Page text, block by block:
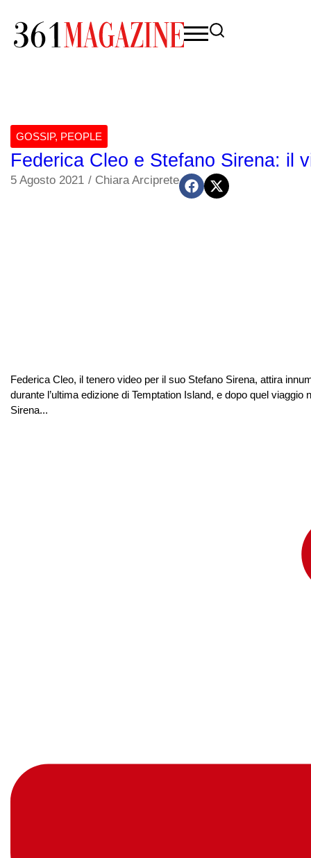
GOSSIP, PEOPLE
Federica Cleo e Stefano Sirena: il
5 Agosto 2021 / Chiara Arciprete
Federica Cleo, il tenero video per il suo Stefano Sirena, attira
durante l’ultima edizione di Temptation Island, e dopo quel
Sirena...